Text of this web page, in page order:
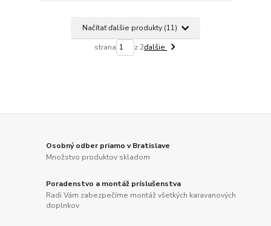
Načítať ďalšie produkty (11)
strana z 2ďalšie
Osobný odber priamo v Bratislave
Množstvo produktov skladom
Poradenstvo a montáž príslušenstva
Radi Vám zabezpečíme montáž všetkých karavanových
doplnkov